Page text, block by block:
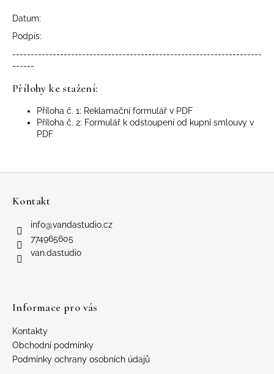
Datum:
Podpis:
--------------------------------------------------------------------
------
Přílohy ke stažení:
Příloha č. 1: Reklamační formulář v PDF
Příloha č. 2: Formulář k odstoupení od kupní smlouvy v
PDF
Kontakt
info@vandastudio.cz
774965605
van.dastudio
Informace pro vás
Kontakty
Obchodní podmínky
Podmínky ochrany osobních údajů